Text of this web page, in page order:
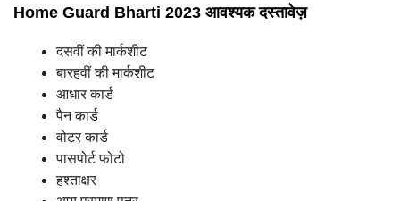
Home Guard Bharti 2023 आवश्यक दस्तावेज़
दसवीं की मार्कशीट
बारहवीं की मार्कशीट
आधार कार्ड
पैन कार्ड
वोटर कार्ड
पासपोर्ट फोटो
हश्ताक्षर